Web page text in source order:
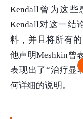
Kendall曾为这
Kendall对这一结
料，并且将所有
他声明Meshkin曾
表现出了“治疗显
何详细的说明。